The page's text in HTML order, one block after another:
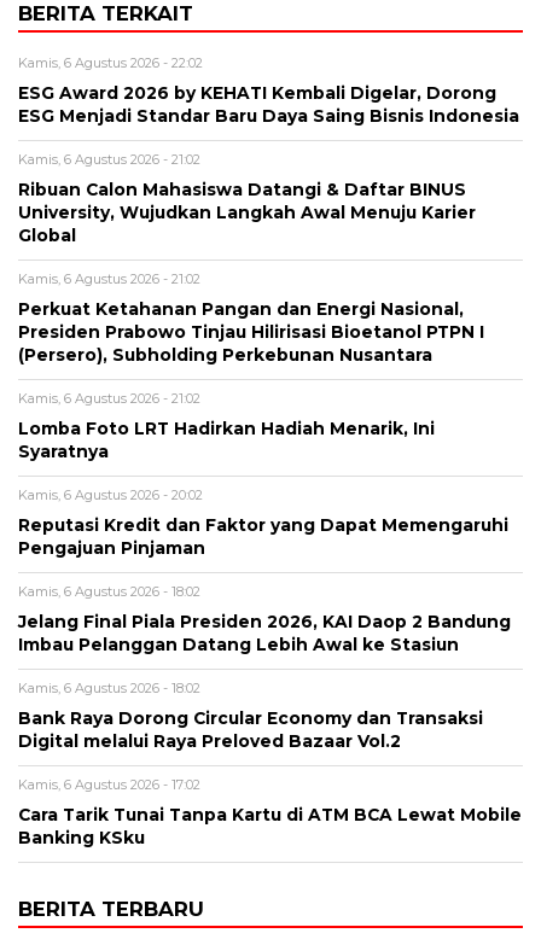
BERITA TERKAIT
Kamis, 6 Agustus 2026 - 22:02
ESG Award 2026 by KEHATI Kembali Digelar, Dorong
ESG Menjadi Standar Baru Daya Saing Bisnis Indonesia
Kamis, 6 Agustus 2026 - 21:02
Ribuan Calon Mahasiswa Datangi & Daftar BINUS
University, Wujudkan Langkah Awal Menuju Karier
Global
Kamis, 6 Agustus 2026 - 21:02
Perkuat Ketahanan Pangan dan Energi Nasional,
Presiden Prabowo Tinjau Hilirisasi Bioetanol PTPN I
(Persero), Subholding Perkebunan Nusantara
Kamis, 6 Agustus 2026 - 21:02
Lomba Foto LRT Hadirkan Hadiah Menarik, Ini
Syaratnya
Kamis, 6 Agustus 2026 - 20:02
Reputasi Kredit dan Faktor yang Dapat Memengaruhi
Pengajuan Pinjaman
Kamis, 6 Agustus 2026 - 18:02
Jelang Final Piala Presiden 2026, KAI Daop 2 Bandung
Imbau Pelanggan Datang Lebih Awal ke Stasiun
Kamis, 6 Agustus 2026 - 18:02
Bank Raya Dorong Circular Economy dan Transaksi
Digital melalui Raya Preloved Bazaar Vol.2
Kamis, 6 Agustus 2026 - 17:02
Cara Tarik Tunai Tanpa Kartu di ATM BCA Lewat Mobile
Banking KSku
BERITA TERBARU